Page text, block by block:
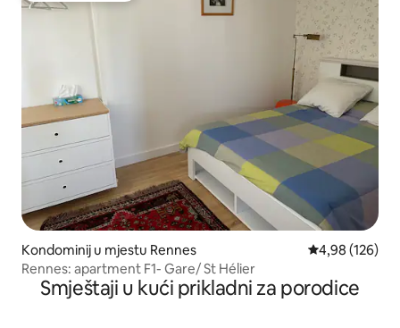
Kondominij u mjestu Rennes Prosječna
4,98 (126)
Rennes: apartment F1- Gare/ St Hélier
Smještaji u kući prikladni za porodice